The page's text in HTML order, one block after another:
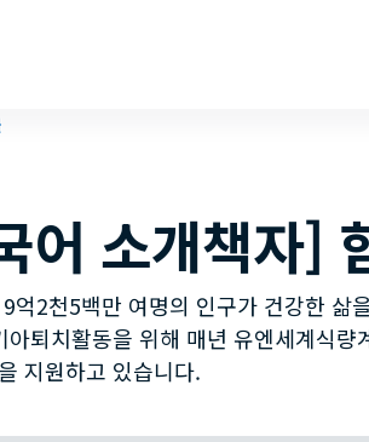
어 소개책자]
억2천5백만 여명의 인구가 건강한 삶
퇴치활동을 위해 매년 유엔세계식
지원하고 있습니다.